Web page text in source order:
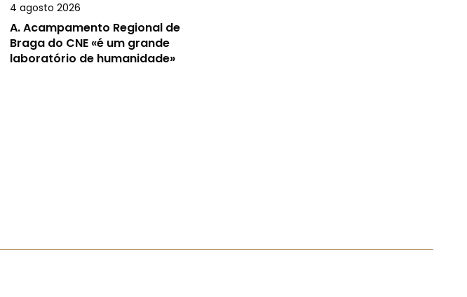
4 agosto 2026
A.Acampamento Regional de
Braga do CNE «é um grande
laboratório de humanidade»